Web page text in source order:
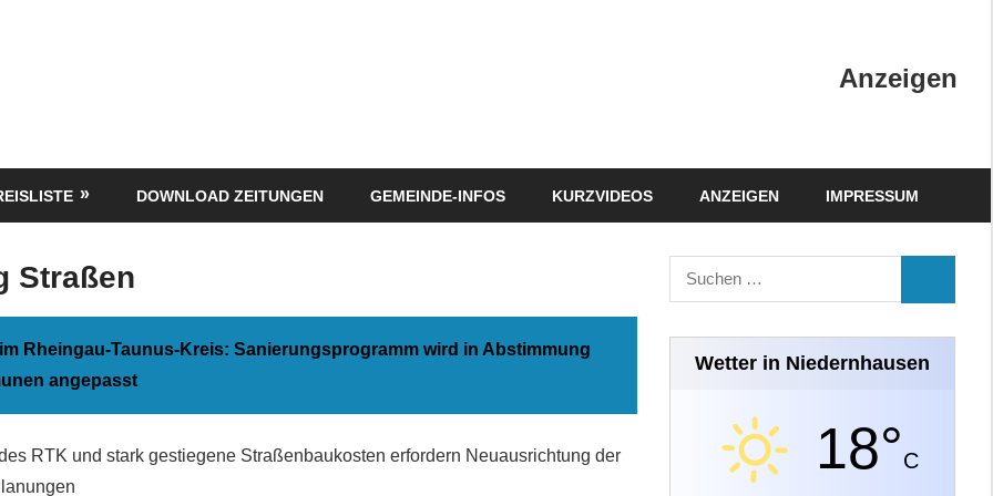
Anzeigen
DOWNLOAD ZEITUNGEN GEMEINDE-INFOS KURZVIDEOS ANZEIGEN IMPRESSUM
Straßen
Rheingau-Taunus-Kreis: Sanierungsprogramm wird in Abstimmung
angepasst
RTK und stark gestiegene Straßenbaukosten erfordern Neuausrichtung der
Suchen
nach:
Wetter in Niedernhausen
18°C